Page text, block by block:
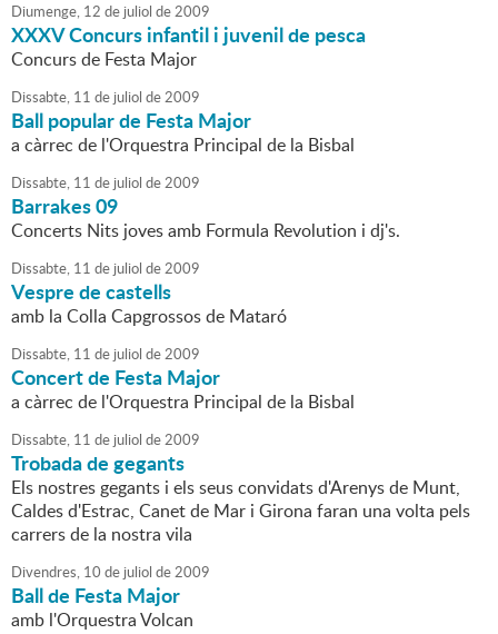
Diumenge, 12 de juliol de2009
XXXV Concurs infantil i juvenil de pesca
Concurs de Festa Major
Dissabte, 11 de juliol de2009
Ball popular de Festa Major
a càrrec de l'Orquestra Principal de la Bisbal
Dissabte, 11 de juliol de2009
Barrakes 09
Concerts Nits joves amb Formula Revolution i dj's.
Dissabte, 11 de juliol de2009
Vespre de castells
amb la Colla Capgrossos de Mataró
Dissabte, 11 de juliol de2009
Concert de Festa Major
a càrrec de l'Orquestra Principal de la Bisbal
Dissabte, 11 de juliol de2009
Trobada de gegants
Els nostres gegants i els seus convidats d'Arenys de Munt,
Caldes d'Estrac, Canet de Mar i Girona faran una volta pels
carrers de la nostra vila
Divendres, 10 de juliol de2009
Ball de Festa Major
amb l'Orquestra Volcan